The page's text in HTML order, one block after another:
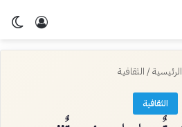
تسجيل
الرئيسية/ الثقافية
الثقافية